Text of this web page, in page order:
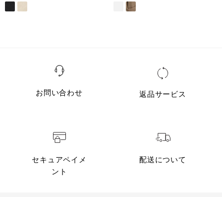
お問い合わせ 返品サービス
セキュアペイメ
ント
配送について